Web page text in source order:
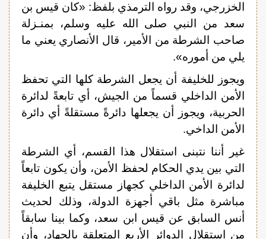
الخزرجي، وقد رواه الترمذي بلفظ: «كان قيس بن
سعد من النبي صلى الله عليه وسلم، بمنـزلة
صاحب الشرطة من الأمير، قال الأنصاري يعني ما
يلي من أموره».
ويجوز للخليفة أن يجعل الشرطة كلها التي تحفظ
الأمن الداخلي قسماً من الجيش، أي تابعةً لدائرة
الحربية، ويجوز أن يجعلها دائرةً مستقلةً أي دائرة
الأمن الداخي.
غير أننا نتبنى استقلال هذا القسم، أي الشرطة
التي بين يدي الحكام لحفظ الأمن، وأن يكون تابعاً
لدائرة الأمن الداخلي كجهاز مستقل يتبع الخليفة
مباشرة مثل باقي أجهزة الدولة، وذلك لحديث
أنس السابق عن قيس ابن سعد، وكما بينا سابقاً
من استقلال الدوائر الأربع المتعلقة بالجهاد، وأن